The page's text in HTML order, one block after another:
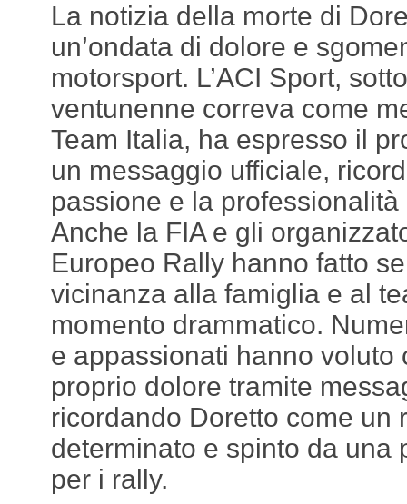
La notizia della morte di
un’ondata di dolore e
motorsport. L’ACI Sport,
ventunenne correva come
Team Italia, ha espresso il
un messaggio ufficiale,
passione e la
Anche la FIA e gli
Europeo Rally hanno fatto
vicinanza alla famiglia e al
momento drammatico.
e appassionati hanno voluto
proprio dolore tramite
ricordando Doretto come un
determinato e spinto da una
per i rally.